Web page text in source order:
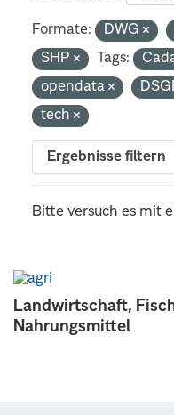
Landwirtschaft,
Nahrungsmittel
Formate: DWG
SHP
Tags:
opendata
tech
Ergebnisse filtern
Bitte versuch es mit